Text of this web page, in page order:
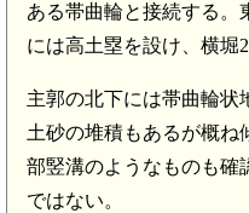
ある帯曲輪と接続する。
には高土塁を設け、横堀
主郭の北下には帯曲輪状
土砂の堆積もあるが概ね
部竪溝のようなものも確
ではない。